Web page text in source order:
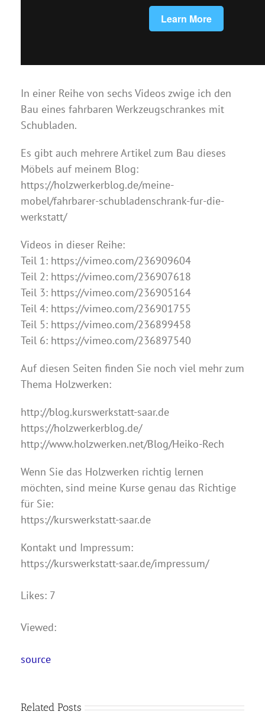
In einer Reihe von sechs Videos zwige ich den
Bau eines fahrbaren Werkzeugschrankes mit
Schubladen.
Es gibt auch mehrere Artikel zum Bau dieses
Möbels auf meinem Blog:
https://holzwerkerblog.de/meine-
mobel/fahrbarer-schubladenschrank-fur-die-
werkstatt/
Videos in dieser Reihe:
Teil 1: https://vimeo.com/236909604
Teil 2: https://vimeo.com/236907618
Teil 3: https://vimeo.com/236905164
Teil 4: https://vimeo.com/236901755
Teil 5: https://vimeo.com/236899458
Teil 6: https://vimeo.com/236897540
Auf diesen Seiten finden Sie noch viel mehr zum
Thema Holzwerken:
http://blog.kurswerkstatt-saar.de
https://holzwerkerblog.de/
http://www.holzwerken.net/Blog/Heiko-Rech
Wenn Sie das Holzwerken richtig lernen
möchten, sind meine Kurse genau das Richtige
für Sie:
https://kurswerkstatt-saar.de
Kontakt und Impressum:
https://kurswerkstatt-saar.de/impressum/
Likes: 7
Viewed:
source
Related Posts